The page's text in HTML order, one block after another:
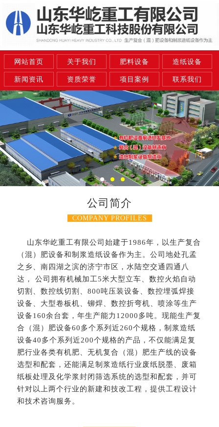
网站首页 关于我们 肥料设备 造纸设备
新闻资讯 资质荣誉 项目案例 联系我们
公司简介
COMPANY PROFILES
山东华屹重工有限公司始建于1986年，以生产复合
（混）肥设备和制浆造纸设备作为主。公司地处孔孟
之乡、南四湖之滨的济宁市区，水陆空交通四通八
达， 公司拥有机械加工5米大型立车、数控火焰自动
切割、数控线切割、800吨压装设备、数控埋弧焊接
设备、大型卷板机、铆焊、数控折弯机、喷涂等生产
设备160余台套，年生产能力12000多吨。现能生产复
合（混）肥设备60多个系列近260个规格，制浆造纸
设备40多个系列近200个规格的产品，不仅能满足复
肥行业各类有机肥、无机复合（混）肥生产线的设备
选型和配套，还能满足制浆造纸行业废纸脱墨、废箱
纸板处理及化学浆封闭筛选系统的选型和配套，并可
针对以上两个行业的新建和技改工程，提供工程设计
和技术咨询服务。